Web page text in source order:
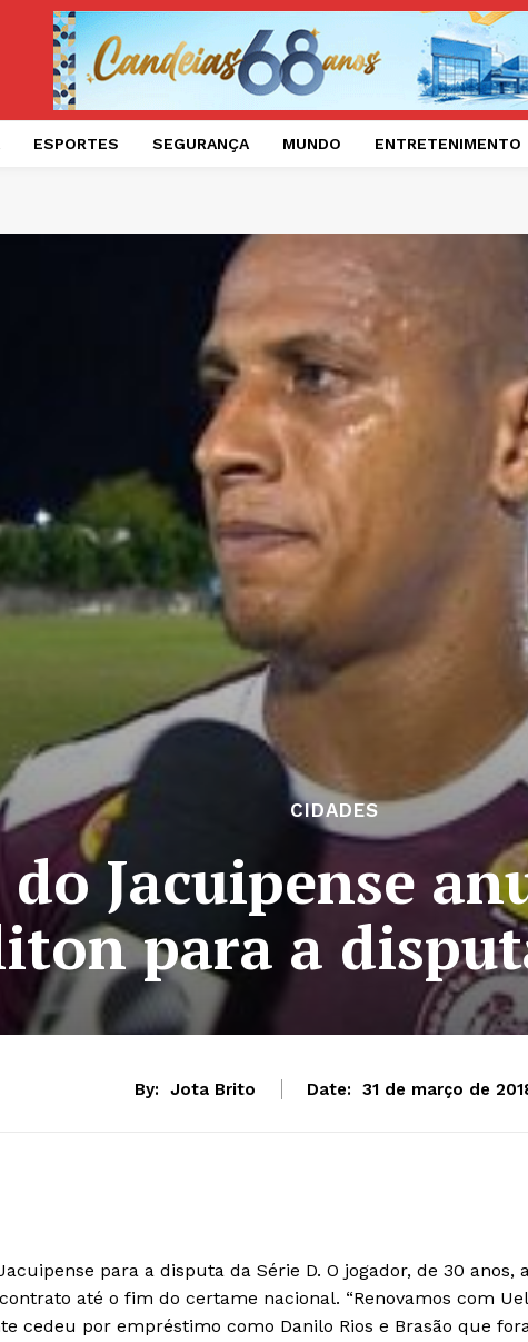
ESPORTES SEGURANÇA MUNDO ENTRETENIMENTO
CIDADES
Jacuipense
para a
By: Jota Brito Date: 31 de março de
para a disputa da Série D. O jogador, de 30 anos,
até o fim do certame nacional. “Renovamos com
cedeu por empréstimo como Danilo Rios e Brasão que